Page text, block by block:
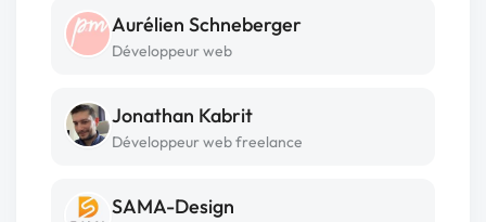
Aurélien Schneberger
Développeur web
Jonathan Kabrit
Développeur web freelance
SAMA-Design